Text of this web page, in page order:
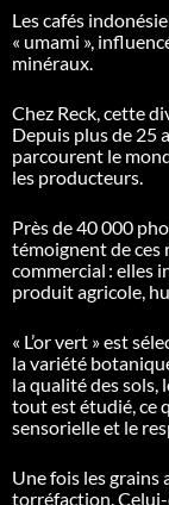
Les cafés
« umami »,
minéraux.
Chez Reck, cette
Depuis plus de 25
parcourent le
les producteurs.
Près de 40 000
témoignent de ces
commercial : elles
produit agricole,
« L’or vert » est
la variété
la qualité des sols,
tout est étudié, ce
sensorielle et le
Une fois les grains
torréfaction.